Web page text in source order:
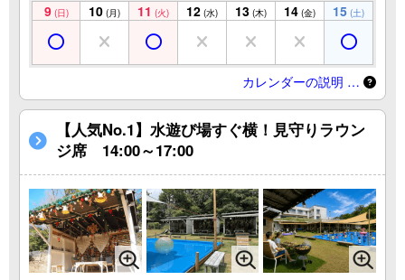
9 (日) 10 (月) 11 (火) 12 (水) 13 (木) 14 (金) 15 (土)
カレンダーの説明 …
【人気No.1】水遊び場すぐ横！見守りラウン
ジ席 14:00～17:00